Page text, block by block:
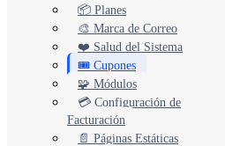
📂 View All 10+ Modules →
📦 Planes
🎨 Marca de Correo
❤️ Salud del Sistema
🎟️ Cupones
🧩 Módulos
💳 Configuración de
Facturación
📄 Páginas Estáticas